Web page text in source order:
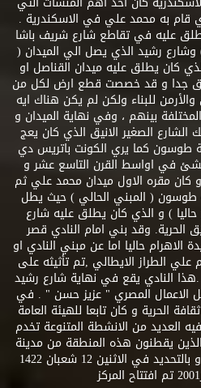
قام به محمد علي في الاسكندرية .
عليه في تقاطع شارع شريف باشا
رشيد الذي يصل الي الميدان (
كان يطلق عليه ميدان القناصل او
جدا و قد خصصت قطع ارض لكل من
والأرمن للبناء ولكن لم يكن هناك ايه
بينهم ، وفي نهاية الميدان و
الصغير الانيق الذي كان يعج
طوسون كما يري الكونت باتريس دي
في اواسط القرن التاسع عشر و
في 15 فبراير 1888 م و كان مقره الاول ميدان محمد علي ثم
طوسون ( المبني الحالي ) حيث يطل
) و الذي كان يطلق عليه شارع
الحرية. وقد بني امام النادي قصر
جريدة الاهرام حاليا اما عن مبني النادي او
الطراز الايطالي ,تم تأثيثه على
.هذا النادي يقع في نهاية شارع رشيد
رجل الاعمال المصري " عزيز حسن " . في
ثقافة الحرية و كان تابعا للهيئة العامة
العديد من الانشطة المتنوعة تخدم
يقطنون هذه المنطقة من مدينة
الاسكندرية . و في عام 2001 و بالتحديد في الاثنين 12 شعبان 1422